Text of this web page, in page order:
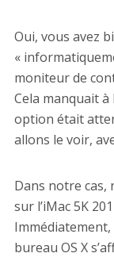
Oui, vous avez
«
moniteur de
Cela manquait à
option était
allons le voir,
Dans notre cas,
sur l’iMac 5K
Immédiatement,
bureau OS X